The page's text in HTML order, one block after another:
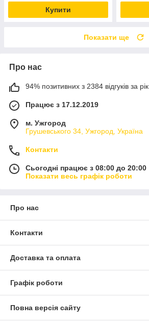
Купити
Показати ще
Про нас
94% позитивних з 2384 відгуків за рік
Працює з 17.12.2019
м. Ужгород
Грушевського 34, Ужгород, Україна
Контакти
Сьогодні працює з 08:00 до 20:00
Показати весь графік роботи
Про нас
Контакти
Доставка та оплата
Графік роботи
Повна версія сайту